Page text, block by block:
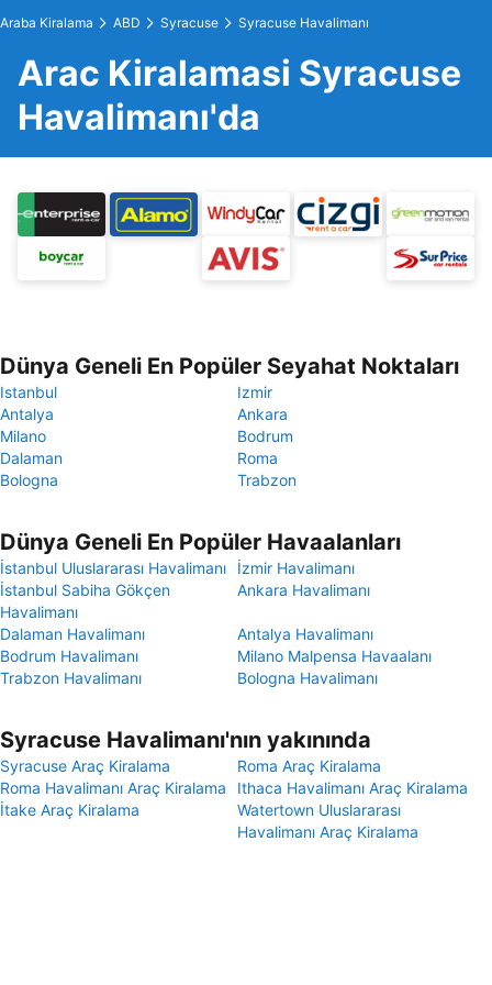
Araba Kiralama ABD Syracuse Syracuse Havalimanı
Arac Kiralamasi Syracuse
Havalimanı'da
Dünya Geneli En Popüler Seyahat Noktaları
Istanbul
Izmir
Antalya
Ankara
Milano
Bodrum
Dalaman
Roma
Bologna
Trabzon
Dünya Geneli En Popüler Havaalanları
İstanbul Uluslararası Havalimanı
İzmir Havalimanı
İstanbul Sabiha Gökçen
Havalimanı
Ankara Havalimanı
Dalaman Havalimanı
Antalya Havalimanı
Bodrum Havalimanı
Milano Malpensa Havaalanı
Trabzon Havalimanı
Bologna Havalimanı
Syracuse Havalimanı'nın yakınında
Syracuse Araç Kiralama
Roma Araç Kiralama
Roma Havalimanı Araç Kiralama
Ithaca Havalimanı Araç Kiralama
İtake Araç Kiralama
Watertown Uluslararası
Havalimanı Araç Kiralama